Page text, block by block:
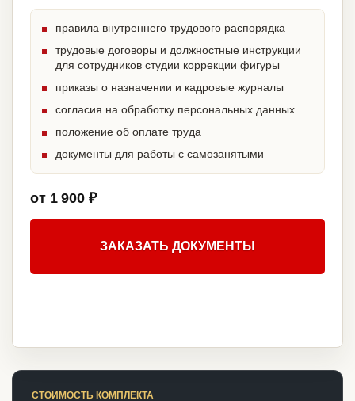
правила внутреннего трудового распорядка
трудовые договоры и должностные инструкции
для сотрудников студии коррекции фигуры
приказы о назначении и кадровые журналы
согласия на обработку персональных данных
положение об оплате труда
документы для работы с самозанятыми
от 1 900 ₽
ЗАКАЗАТЬ ДОКУМЕНТЫ
СТОИМОСТЬ КОМПЛЕКТА